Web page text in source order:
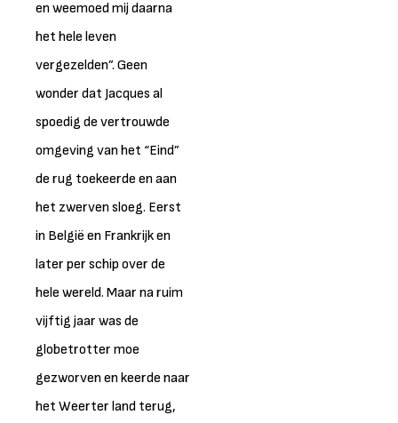
en weemoed mij daarna
het hele leven
vergezelden”. Geen
wonder dat Jacques al
spoedig de vertrouwde
omgeving van het “Eind”
de rug toekeerde en aan
het zwerven sloeg. Eerst
in België en Frankrijk en
later per schip over de
hele wereld. Maar na ruim
vijftig jaar was de
globetrotter moe
gezworven en keerde naar
het Weerter land terug,